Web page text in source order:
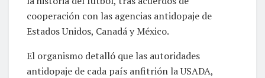
cooperación con las agencias antidopaje de
Estados Unidos, Canadá y México.
El organismo detalló que las autoridades
antidopaje de cada país anfitrión la USADA,